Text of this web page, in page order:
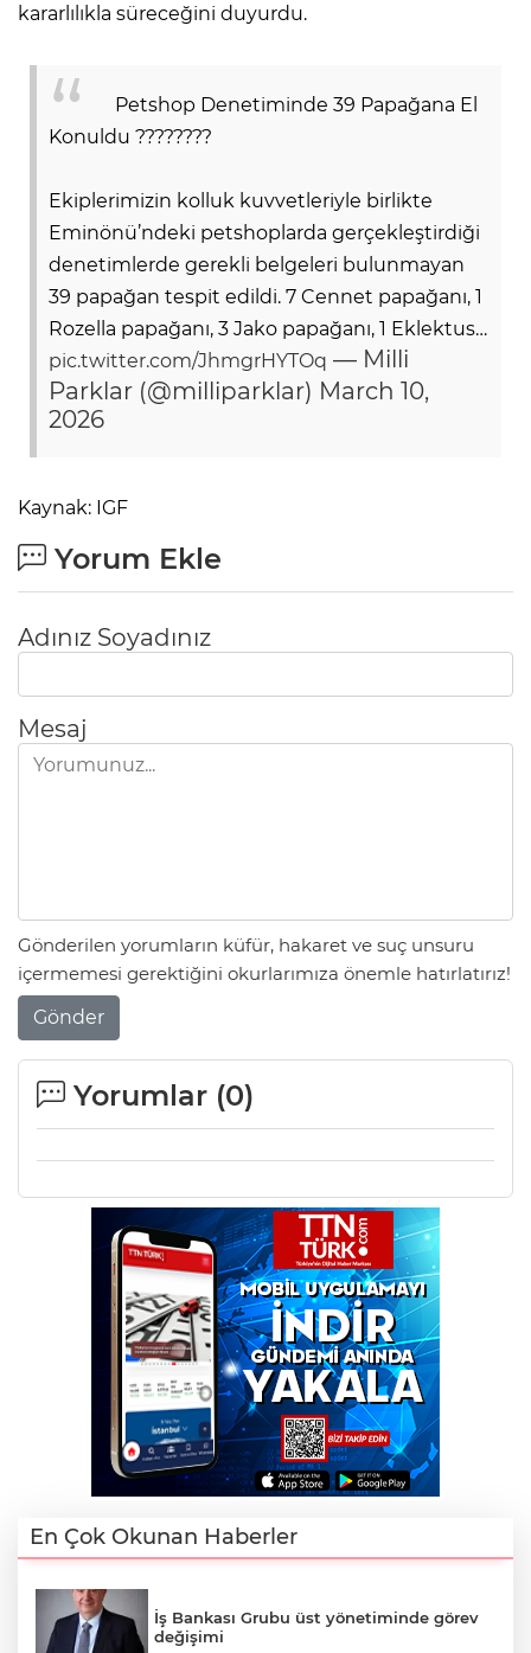
kararlılıkla süreceğini duyurdu.
Petshop Denetiminde 39 Papağana El
Konuldu ????????
Ekiplerimizin kolluk kuvvetleriyle birlikte
Eminönü’ndeki petshoplarda gerçekleştirdiği
denetimlerde gerekli belgeleri bulunmayan
39 papağan tespit edildi. 7 Cennet papağanı, 1
Rozella papağanı, 3 Jako papağanı, 1 Eklektus…
pic.twitter.com/JhmgrHYTOq — Milli
Parklar (@milliparklar) March 10,
2026
Kaynak: IGF
Yorum Ekle
Adınız Soyadınız
Mesaj
Gönderilen yorumların küfür, hakaret ve suç unsuru
içermemesi gerektiğini okurlarımıza önemle hatırlatırız!
Gönder
Yorumlar (0)
En Çok Okunan Haberler
İş Bankası Grubu üst yönetiminde görev
değişimi